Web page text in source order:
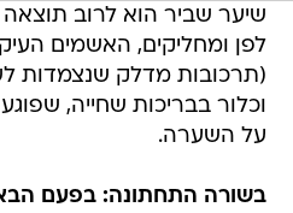
שיער שביר הוא לרוב תוצאה
לפן ומחליקים, האשמים
(תרכובות מדלק שנצמדות
וכלור בבריכות שחייה,
על השערה.
בשורה התחתונה: בפעם